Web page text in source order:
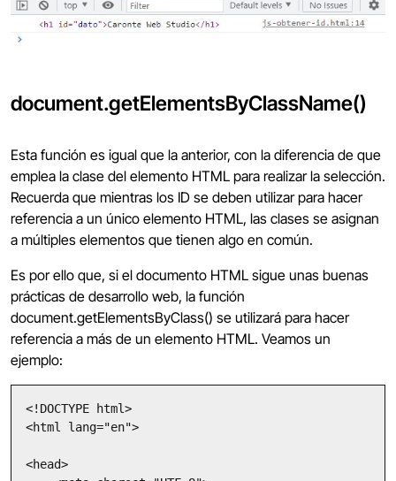
document.getElementsByClassName()
Esta función es igual que la anterior, con la diferencia de que
emplea la clase del elemento HTML para realizar la selección.
Recuerda que mientras los ID se deben utilizar para hacer
referencia a un único elemento HTML, las clases se asignan
a múltiples elementos que tienen algo en común.
Es por ello que, si el documento HTML sigue unas buenas
prácticas de desarrollo web, la función
document.getElementsByClass() se utilizará para hacer
referencia a más de un elemento HTML. Veamos un
ejemplo:
<!DOCTYPE html>
<html lang="en">
<head>